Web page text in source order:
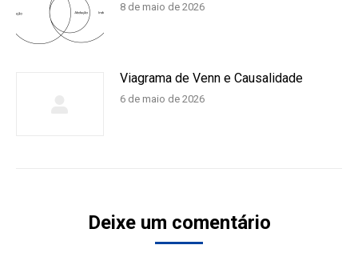
8 de maio de 2026
Viagrama de Venn e Causalidade
6 de maio de 2026
Deixe um comentário